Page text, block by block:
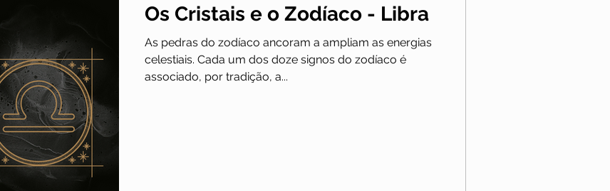
Os Cristais e o Zodíaco - Libra
As pedras do zodíaco ancoram a ampliam as energias
celestiais. Cada um dos doze signos do zodíaco é
associado, por tradição, a...